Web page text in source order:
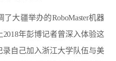
大疆举办的RoboMaster机器
年彭博记者曾深入体验这
自己加入浙江大学队伍与美